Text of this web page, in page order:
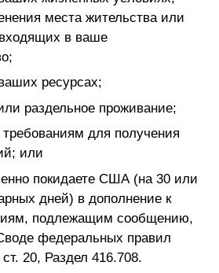
места жительства или
в ваше
ресурсах;
раздельное проживание;
требованиям для получения
или
покидаете США (на 30 или
дней) в дополнение к
подлежащим сообщению,
федеральных правил
20, Раздел 416.708.